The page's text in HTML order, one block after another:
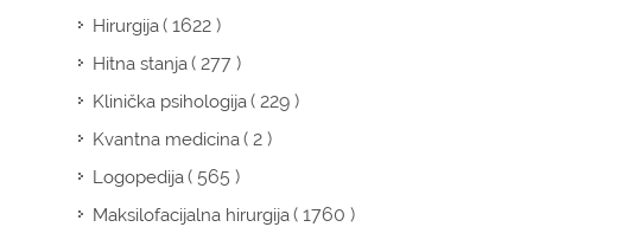
Hirurgija( 1622 )
Hitna stanja( 277 )
Klinička psihologija( 229 )
Kvantna medicina( 2 )
Logopedija( 565 )
Maksilofacijalna hirurgija( 1760 )